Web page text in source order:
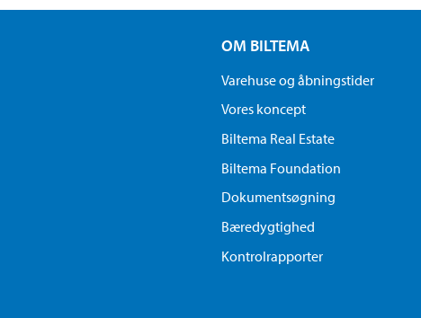
OM BILTEMA
Varehuse og åbningstider
Vores koncept
Biltema Real Estate
Biltema Foundation
Dokumentsøgning
Bæredygtighed
Kontrolrapporter